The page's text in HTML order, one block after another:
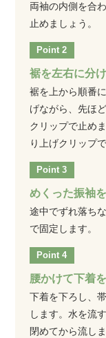
両袖の内側を合
止めましょう。
裾を左右に分
裾を上から順番
げながら、先ほ
クリップで止め
り上げクリップ
めくった振袖
途中でずれ落ち
で固定します。
腰かけて下着
下着を下ろし、
します。水を流
閉めてから流しま